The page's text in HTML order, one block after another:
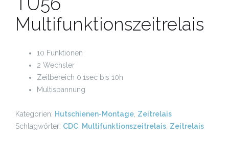
Multifunktionszeitrelais
10 Funktionen
2 Wechsler
Zeitbereich 0,1sec bis 10h
Multispannung
Kategorien: Hutschienen-Montage Zeitrelais
Schlagwörter: CDC Multifunktionszeitrelais Zeitrelais